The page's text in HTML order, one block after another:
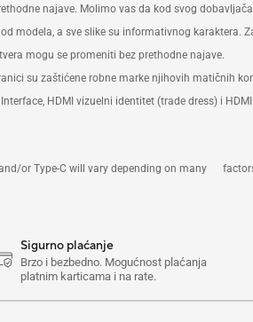
najave. Molimo vas da kod svog
modela, a sve slike su informativnog
mogu se promeniti bez prethodne najave.
su zaštićene robne marke njihovih matičnih
HDMI vizuelni identitet (trade dress) i
or Type-C will vary depending on many
Sigurno plaćanje
Brzo i bezbedno. Mogućnost plaćanja
platnim karticama i na rate.